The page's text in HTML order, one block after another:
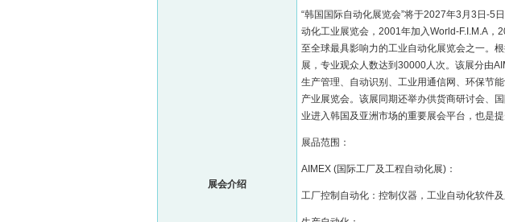
展会介绍
“韩国国际自动化展览会”将于2027年3月3日-5
动化工业展览会，2001年加入World-F.I.M.A，
至全球最具影响力的工业自动化展览会之一。
展，专业观众人数达到30000人次。该展分由
生产管理、自动识别、工业用通信网、环保节
产业展览会。该展同期还举办供货商研讨会、
业进入韩国及亚洲市场的重要展会平台，也是提
展品范围：
AIMEX (国际工厂及工程自动化展)：
工厂控制自动化：控制仪器，工业自动化软件及